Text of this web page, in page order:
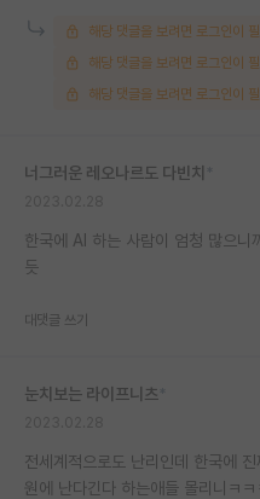
해당 댓글을 보려면 로그인이
해당 댓글을 보려면 로그인이
해당 댓글을 보려면 로그인이
너그러운 레오나르도 다빈치
한국에 AI 하는 사람이 엄청 많으
듯
대댓글 쓰기
눈치보는 라이프니츠
전세계적으로도 난리인데 한국에
원에 난다긴다 하는애들 몰리니ㅋㅋ